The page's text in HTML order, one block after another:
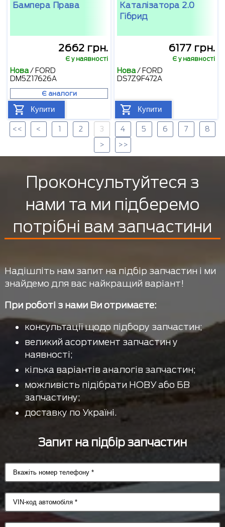
Бампера Права
2662 грн.
Є у наявності
Нова/ FORD
DM5Z17626A
Є аналоги
Купити
Каталізатора 2.0
Гібрид
6177 грн.
Є у наявності
Нова/ FORD
DS7Z9F472A
Купити
<< < 1 2 3 4 5 6 7
8
>
>>
Проконсультуйтеся з
нами та ми підберемо
потрібні вам запчастини
Надішліть нам запит на підбір запчастин і ми
знайдемо для вас найкращий варіант!
При роботі з нами Ви отримаєте:
консультації щодо підбору запчастин;
великий асортимент запчастин у
наявності;
кілька варіантів аналогів запчастин;
можливість підібрати НОВУ або БВ
запчастину;
доставку по Україні.
Запит на підбір запчастин